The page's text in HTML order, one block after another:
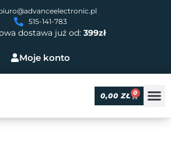
Moje konto
dostawa już od: 399zł
515-141-783
0,00 ZŁ 0